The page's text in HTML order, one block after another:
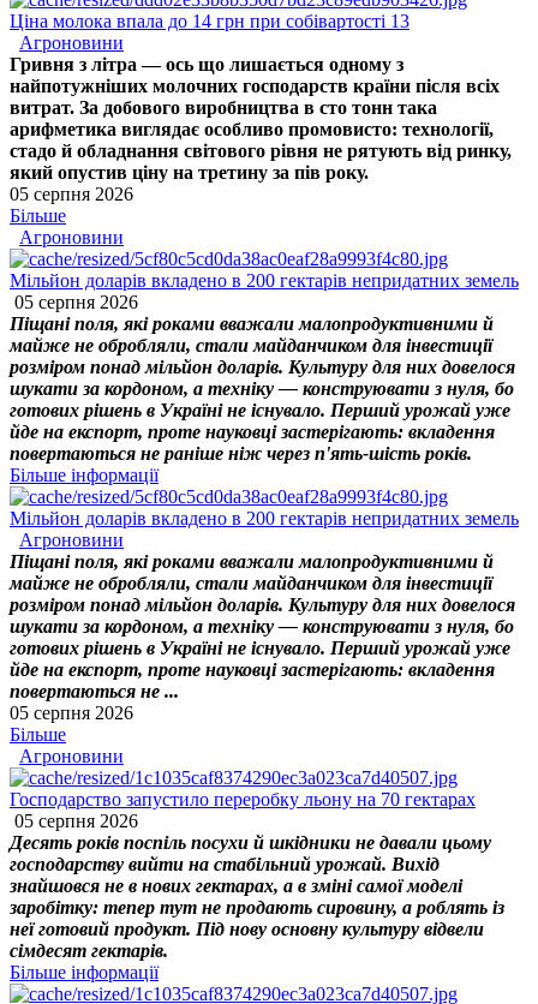
Ціна молока впала до 14 грн при собівартості 13
Агроновини
Гривня з літра — ось що лишається одному з
найпотужніших молочних господарств країни після всіх
витрат. За добового виробництва в сто тонн така
арифметика виглядає особливо промовисто: технології,
стадо й обладнання світового рівня не рятують від ринку,
який опустив ціну на третину за пів року.
05 серпня 2026
Більше
Агроновини
Мільйон доларів вкладено в 200 гектарів непридатних земель
05 серпня 2026
Піщані поля, які роками вважали малопродуктивними й
майже не обробляли, стали майданчиком для інвестиції
розміром понад мільйон доларів. Культуру для них довелося
шукати за кордоном, а техніку — конструювати з нуля, бо
готових рішень в Україні не існувало. Перший урожай уже
йде на експорт, проте науковці застерігають: вкладення
повертаються не раніше ніж через п'ять-шість років.
Більше інформації
Мільйон доларів вкладено в 200 гектарів непридатних земель
Агроновини
Піщані поля, які роками вважали малопродуктивними й
майже не обробляли, стали майданчиком для інвестиції
розміром понад мільйон доларів. Культуру для них довелося
шукати за кордоном, а техніку — конструювати з нуля, бо
готових рішень в Україні не існувало. Перший урожай уже
йде на експорт, проте науковці застерігають: вкладення
повертаються не ...
05 серпня 2026
Більше
Агроновини
Господарство запустило переробку льону на 70 гектарах
05 серпня 2026
Десять років поспіль посухи й шкідники не давали цьому
господарству вийти на стабільний урожай. Вихід
знайшовся не в нових гектарах, а в зміні самої моделі
заробітку: тепер тут не продають сировину, а роблять із
неї готовий продукт. Під нову основну культуру відвели
сімдесят гектарів.
Більше інформації